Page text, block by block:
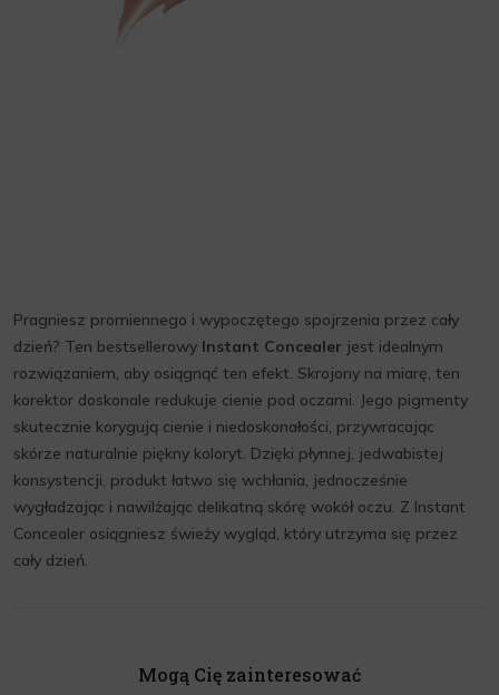
Pragniesz promiennego i wypoczętego spojrzenia przez cały
dzień? Ten bestsellerowy Instant Concealer jest idealnym
rozwiązaniem, aby osiągnąć ten efekt. Skrojony na miarę, ten
korektor doskonale redukuje cienie pod oczami. Jego pigmenty
skutecznie korygują cienie i niedoskonałości, przywracając
skórze naturalnie piękny koloryt. Dzięki płynnej, jedwabistej
konsystencji, produkt łatwo się wchłania, jednocześnie
wygładzając i nawilżając delikatną skórę wokół oczu. Z Instant
Concealer osiągniesz świeży wygląd, który utrzyma się przez
cały dzień.
Mogą Cię zainteresować